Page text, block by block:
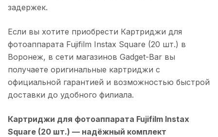
задержек.
Если вы хотите приобрести Картриджи для
фотоаппарата Fujifilm Instax Square (20 шт.) в
Воронеж, в сети магазинов Gadget-Bar вы
получаете оригинальные картриджи с
официальной гарантией и возможностью быстрой
доставки до удобного филиала.
Картриджи для фотоаппарата Fujifilm Instax
Square (20 шт.) — надёжный комплект